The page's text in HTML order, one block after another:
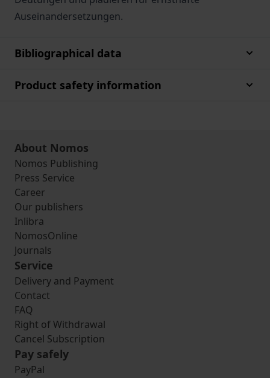
Auseinandersetzungen.
Bibliographical data
Product safety information
About Nomos
Nomos Publishing
Press Service
Career
Our publishers
Inlibra
NomosOnline
Journals
Service
Delivery and Payment
Contact
FAQ
Right of Withdrawal
Cancel Subscription
Pay safely
PayPal